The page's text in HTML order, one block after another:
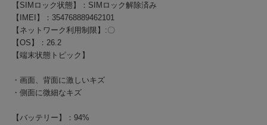
【SIMロック状態】：SIMロック解除済み
【IMEI】：354768889462101
【ネットワーク利用制限】:〇
【OS】：26.2
【端末状態トピック】
・画面、背面に激しいキズ
・側面に微細なキズ
【バッテリー】：94%